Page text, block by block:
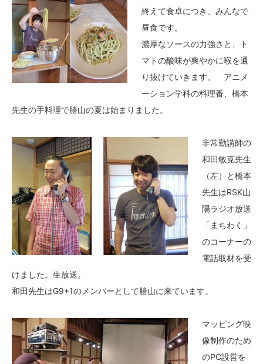
終えて食卓につき、みんなで
昼食です。
濃厚なソースの力強さと、ト
マトの酸味が爽やかに喉を通
り抜けていきます。 アニメ
ーション学科の料理番、橋本
先生の手料理で勝山の夏は始まりました。
非常勤講師の
和田敏克先生
（左）と橋本
先生はRSK山
陽ラジオ放送
「まちわく」
のコーナーの
電話取材を受
けました。生放送。
和田先生はG9+1のメンバーとして勝山に来ています。
マッピング映
像制作のため
のPC設営を